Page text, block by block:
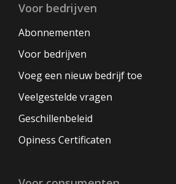
Voor bedrijven
Abonnementen
Voor bedrijven
Voeg een nieuw bedrijf toe
Veelgestelde vragen
Geschillenbeleid
Opiness Certificaten